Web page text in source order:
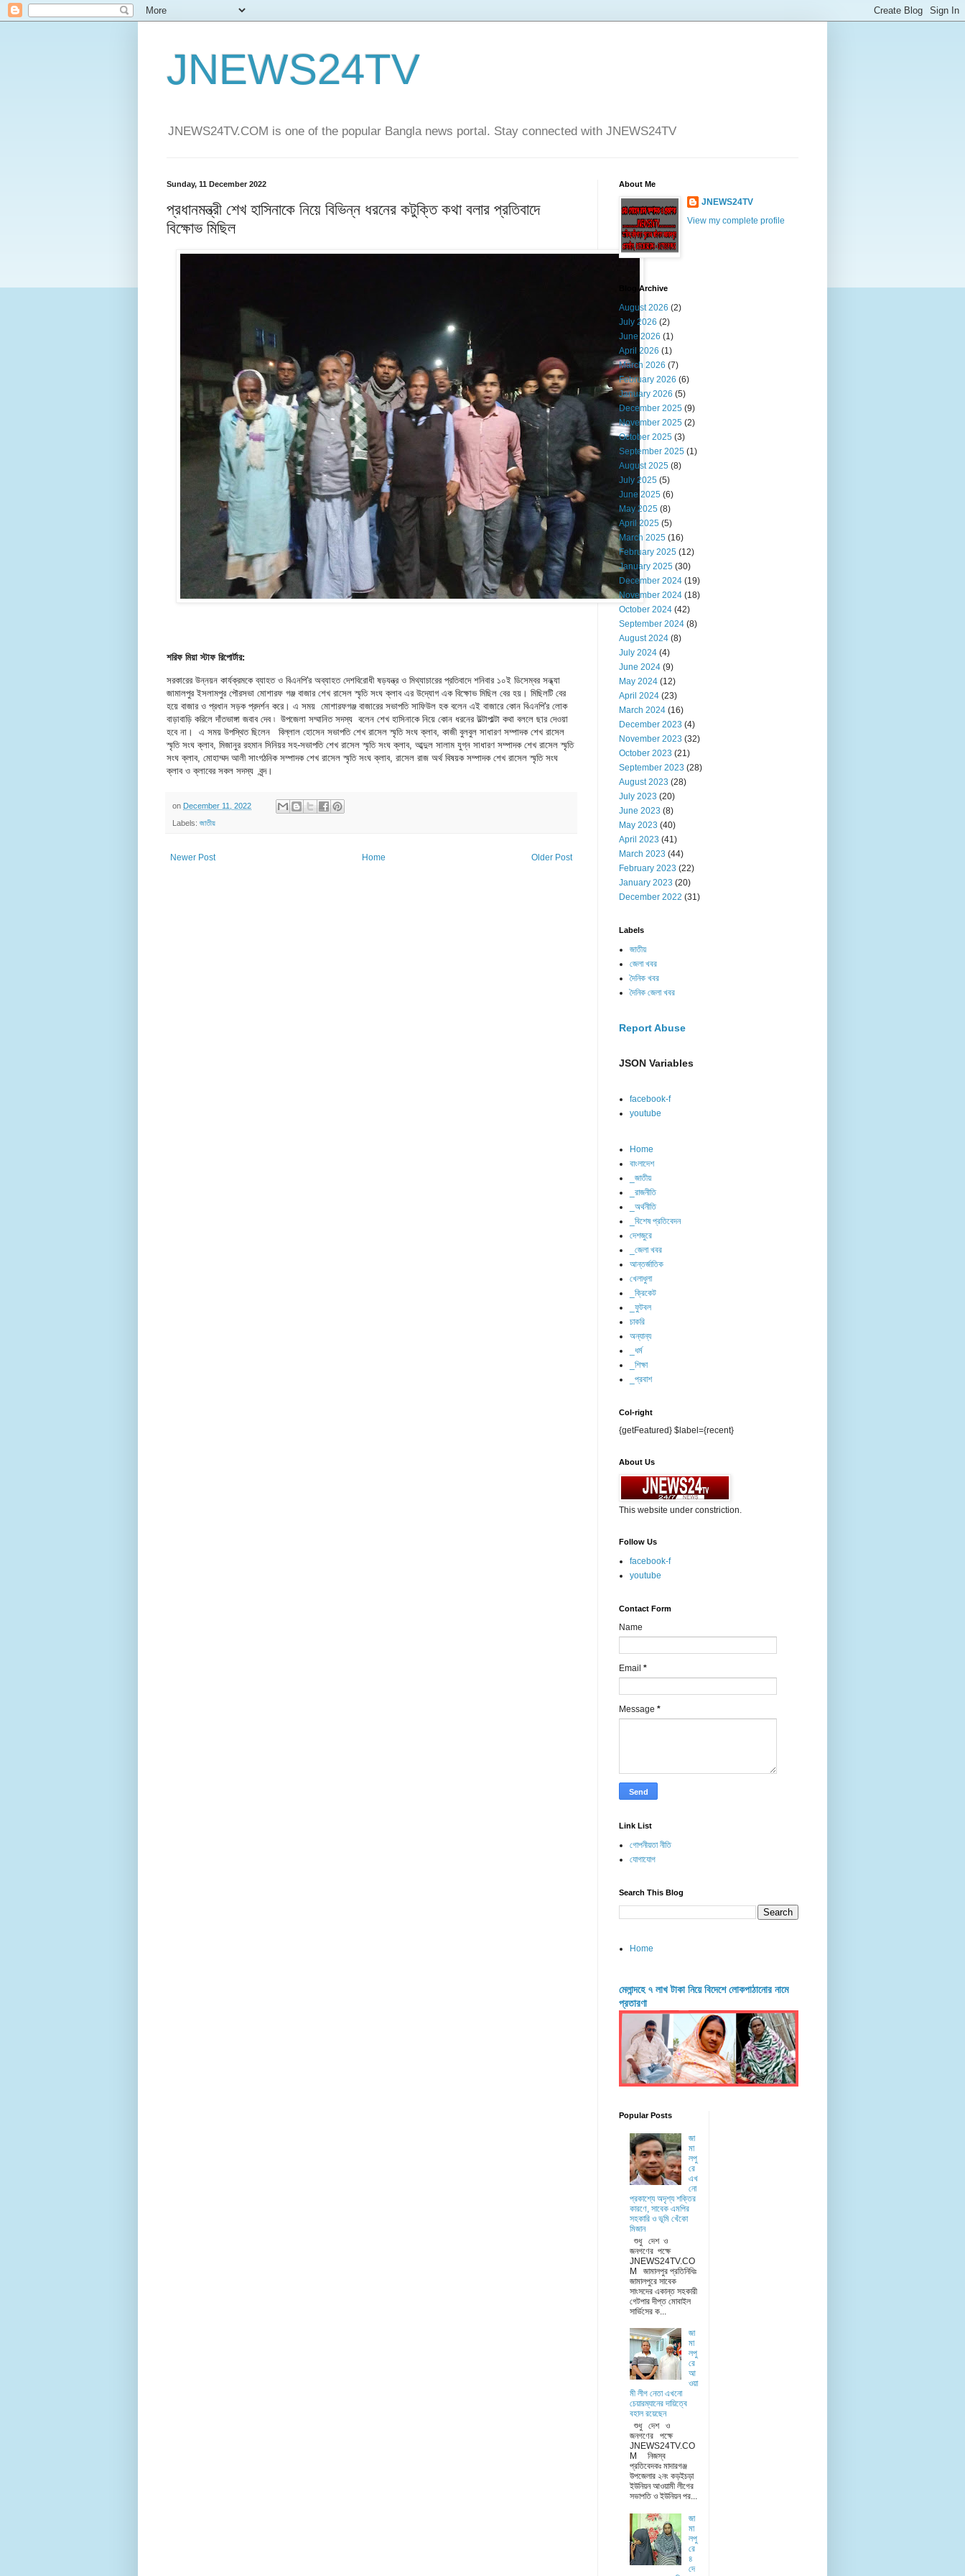
JNEWS24TV
JNEWS24TV.COM is one of the popular Bangla news portal. Stay connected with JNEWS24TV
Sunday, 11 December 2022
প্রধানমন্ত্রী শেখ হাসিনাকে নিয়ে বিভিন্ন ধরনের কটুক্তি কথা বলার প্রতিবাদে
বিক্ষোভ মিছিল
শরিফ মিয়া স্টাফ রিপোর্টার:
সরকারের উন্নয়ন কার্যক্রমকে ব্যাহত ও বিএনপি'র অব্যাহত দেশবিরোধী ষড়যন্ত্র ও মিথ্যাচারের প্রতিবাদে শনিবার ১০ই ডিসেম্বর সন্ধ্যা
জামালপুর ইসলামপুর পৌরসভা মোশারফ গঞ্জ বাজার শেখ রাসেল স্মৃতি সংঘ ক্লাব এর উদ্যোগ এক বিক্ষোভ মিছিল বের হয়। মিছিলটি বের
হয়ে বাজার ও প্রধান সড়ক প্রদর্শন করে। এ সময় মোশারফগঞ্জ বাজারের সভাপতি সাফিউল হক বলেন এই বাজারে কোন বিএনপি'র লোক
বাড়াবাড়ি করিলে দাঁতভাঙ্গা জবাব দেব ৷ উপজেলা সম্মানিত সদস্য বলেন শেখ হাসিনাকে নিয়ে কোন ধরনের উল্টাপাল্টা কথা বললে ছার দেওয়া
হবে না। এ সময় উপস্থিত ছিলেন বিল্লাল হোসেন সভাপতি শেখ রাসেল স্মৃতি সংঘ ক্লাব, কাজী বুলবুল সাধারণ সম্পাদক শেখ রাসেল
স্মৃতি সংঘ ক্লাব, মিজানুর রহমান সিনিয়র সহ-সভাপতি শেখ রাসেল স্মৃতি সংঘ ক্লাব, আব্দুল সালাম যুগ্ন সাধারণ সম্পাদক শেখ রাসেল স্মৃতি
সংঘ ক্লাব, মোহাম্মদ আলী সাংগঠনিক সম্পাদক শেখ রাসেল স্মৃতি সংঘ ক্লাব, রাসেল রাজ অর্থ বিষয়ক সম্পাদক শেখ রাসেল স্মৃতি সংঘ
ক্লাব ও ক্লাবের সকল সদস্য বৃন্দ।
on December 11, 2022
Labels: জাতীয়
Newer Post Older Post
Home
About Me
JNEWS24TV
View my complete profile
Blog Archive
August 2026 (2)
July 2026 (2)
June 2026 (1)
April 2026 (1)
March 2026 (7)
February 2026 (6)
January 2026 (5)
December 2025 (9)
November 2025 (2)
October 2025 (3)
September 2025 (1)
August 2025 (8)
July 2025 (5)
June 2025 (6)
May 2025 (8)
April 2025 (5)
March 2025 (16)
February 2025 (12)
January 2025 (30)
December 2024 (19)
November 2024 (18)
October 2024 (42)
September 2024 (8)
August 2024 (8)
July 2024 (4)
June 2024 (9)
May 2024 (12)
April 2024 (23)
March 2024 (16)
December 2023 (4)
November 2023 (32)
October 2023 (21)
September 2023 (28)
August 2023 (28)
July 2023 (20)
June 2023 (8)
May 2023 (40)
April 2023 (41)
March 2023 (44)
February 2023 (22)
January 2023 (20)
December 2022 (31)
Labels
জাতীয়
জেলা খবর
দৈনিক খবর
দৈনিক জেলা খবর
Report Abuse
JSON Variables
facebook-f
youtube
Home
বাংলাদেশ
_জাতীয়
_রাজনীতি
_অর্থনীতি
_বিশেষ প্রতিবেদন
দেশজুরে
_জেলা খবর
আন্তর্জাতিক
খেলাধুলা
_ক্রিকেট
_ফুটবল
চাকরি
অন্যান্য
_ধর্ম
_শিক্ষা
_প্রবাশ
Col-right
{getFeatured} $label={recent}
About Us
This website under constriction.
Follow Us
facebook-f
youtube
Contact Form
Name
Email *
Message *
Link List
গোপনীয়তা নীতি
যোগাযোগ
Search This Blog
Home
মেলান্দহে ৭ লাখ টাকা নিয়ে বিদেশে লোকপাঠানোর নামে
প্রতারণা
Popular Posts
জা
মা
লপু
রে
এখ
নো
প্রকাশ্যে অদৃশ্য শক্তির
কারণে, সাবেক এমপির
সহকারি ও ভূমি খেঁকো
মিজান
শুধু দেশ ও
জনগণের পক্ষে
JNEWS24TV.CO
M জামালপুর প্রতিনিধিঃ
জামালপুরে সাবেক
সাংসদের একান্ত সহকারী
গেটপার দীপ্ত মোবাইল
সার্ভিসের ক...
জা
মা
লপু
রে
আ
ওয়া
মী লীগ নেতা এখনো
চেয়ারম্যানের দায়িত্বে
বহাল রয়েছেন
শুধু দেশ ও
জনগণের পক্ষে
JNEWS24TV.CO
M নিজস্ব
প্রতিবেদকঃ মাদারগঞ্জ
উপজেলার ২নং কড়ইচড়া
ইউনিয়ন আওয়ামী লীগের
সভাপতি ও ইউনিয়ন পর...
জা
মা
লপু
রে
৪
দে